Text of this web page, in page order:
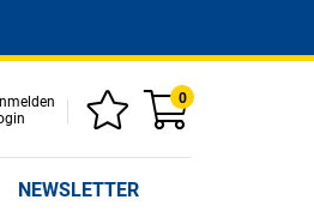
0
NEWSLETTER